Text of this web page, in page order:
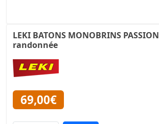
LEKI BATONS MONOBRINS
randonnée
69,00€